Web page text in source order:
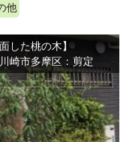
他
面した桃の木】
崎市多摩区：剪定